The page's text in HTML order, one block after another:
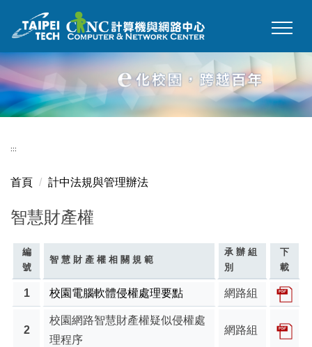
到
要
內
容
區
:::
首頁 計中法規與管理辦法
智慧財產權
編
號
智 慧 財 產 權 相 關 規 範
承 辦 組
別
下
載
1 校園電腦軟體侵權處理要點 網路組
2
校園網路智慧財產權疑似侵權處
理程序
網路組